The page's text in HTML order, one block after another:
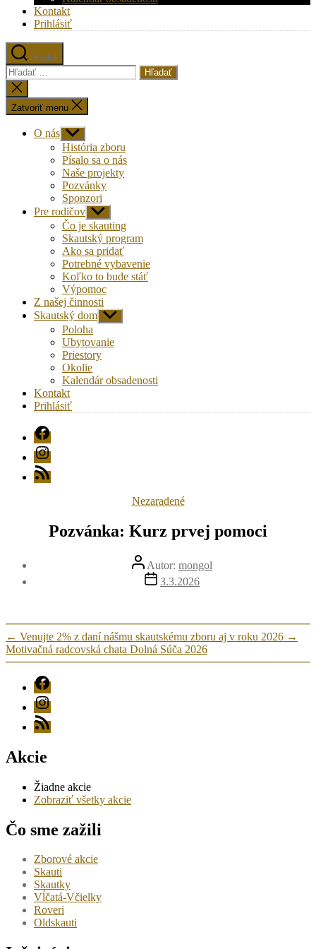
Kontakt
Prihlásiť
Hľadať
Vyhľadať:
Zatvoriť
vyhľadávanie
Zatvoriť menu
O nás Zobraziť
druhú
úroveň
navigácie
História zboru
Písalo sa o nás
Naše projekty
Pozvánky
Sponzori
Pre rodičov Zobraziť
druhú
úroveň
navigácie
Čo je skauting
Skautský program
Ako sa pridať
Potrebné vybavenie
Koľko to bude stáť
Výpomoc
Z našej činnosti
Skautský dom Zobraziť
druhú
úroveň
navigácie
Poloha
Ubytovanie
Priestory
Okolie
Kalendár obsadenosti
Kontakt
Prihlásiť
FB
Instagram
RSS
Kategórie
Nezaradené
Pozvánka: Kurz prvej pomoci
Autor
článku
Autor: mongol
Dátum
článku
3.3.2026
← Venujte 2% z daní nášmu skautskému zboru aj v roku 2026 →
Motivačná radcovská chata Dolná Súča 2026
FB
Instagram
RSS
Akcie
Žiadne akcie
Zobraziť všetky akcie
Čo sme zažili
Zborové akcie
Skauti
Skautky
Vĺčatá-Včielky
Roveri
Oldskauti